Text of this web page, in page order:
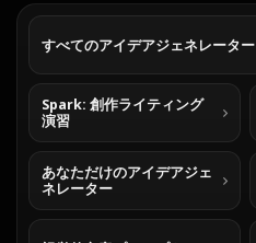
すべてのアイデアジェネレーター
Spark: 創作ライティング
演習
あなただけのアイデアジェ
ネレーター